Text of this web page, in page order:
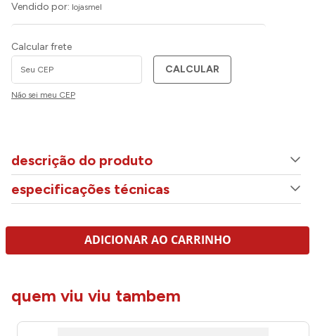
Vendido por: lojasmel
Calcular frete
CALCULAR
Não sei meu CEP
descrição do produto
especificações técnicas
ADICIONAR AO CARRINHO
quem viu viu tambem